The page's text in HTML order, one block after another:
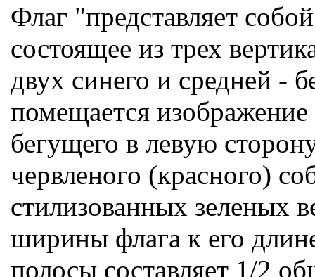
Флаг "представляет
состоящее из трех
двух синего и средней -
помещается изображение
бегущего в левую
червленого (красного)
стилизованных зеленых
ширины флага к его
полосы составляет 1/2